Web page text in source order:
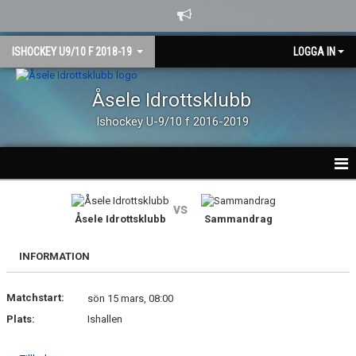
ISHOCKEY U9/10 F 2018-19 LOGGA IN
Åsele Idrottsklubb
Ishockey U-9/10 f 2016-2019
MATCHER
KALENDER
Åsele Idrottsklubb
vs
Sammandrag
INFORMATION
Matchstart:
sön 15 mars, 08:00
Plats:
Ishallen